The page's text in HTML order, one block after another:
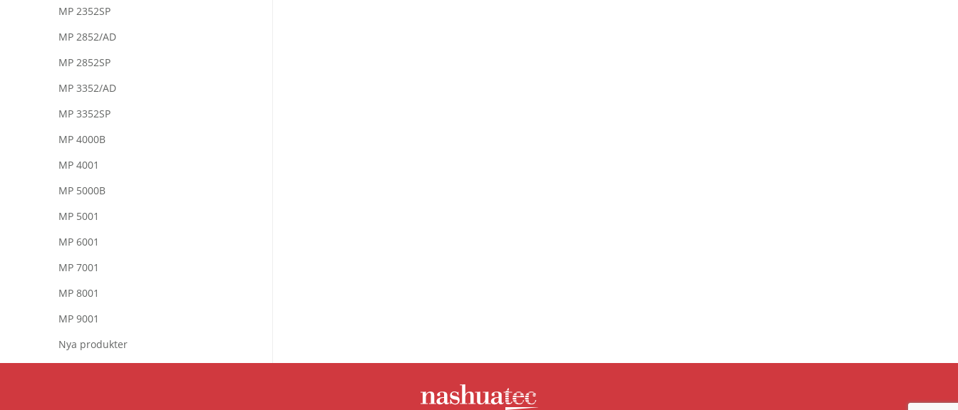
MP 2352SP
MP 2852/AD
MP 2852SP
MP 3352/AD
MP 3352SP
MP 4000B
MP 4001
MP 5000B
MP 5001
MP 6001
MP 7001
MP 8001
MP 9001
Nya produkter